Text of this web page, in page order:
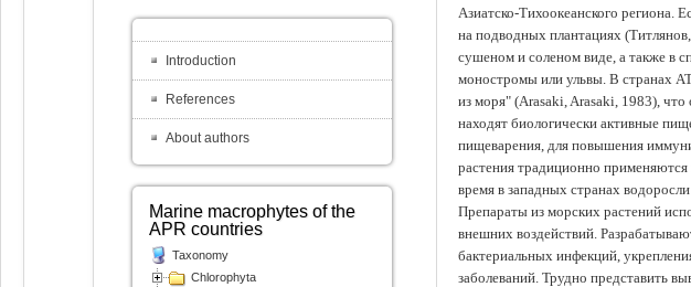
Азиатско-Тихоокеанского региона.
на подводных плантациях
сушеном и соленом виде, а также в
моностромы или ульвы. В странах
из моря" (Arasaki, Arasaki, 1983),
находят биологически активные
пищеварения, для повышения
растения традиционно
время в западных странах
Препараты из морских растений
внешних воздействий.
бактериальных инфекций,
заболеваний. Трудно представить
Introduction
References
About authors
Marine macrophytes of the
APR countries
Taxonomy
Chlorophyta